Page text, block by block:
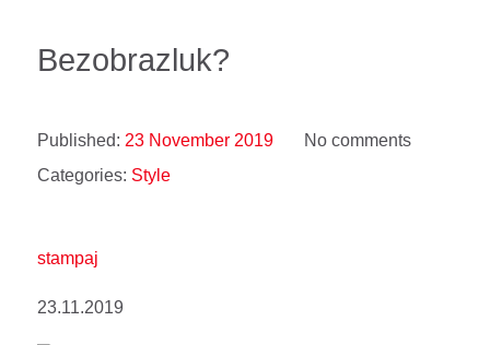
Bezobrazluk?
Published: 23 November 2019
No comments
Categories: Style
stampaj
23.11.2019